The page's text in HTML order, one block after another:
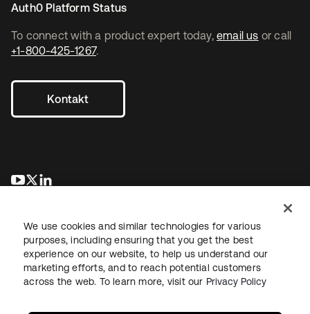
To connect with a product expert today, email us or call
+1-800-425-1267.
Kontakt
wird in einer neuen Registerkarte geöffnet
wird in einer neuen Registerkarte geöffnet
Auth0 Platform Status
RechtDatenschutzrichtlinieNutzungsbedingungenSicherheit
We use cookies and similar technologies for various
purposes, including ensuring that you get the best
experience on our website, to help us understand our
marketing efforts, and to reach potential customers
across the web. To learn more, visit our Privacy Policy